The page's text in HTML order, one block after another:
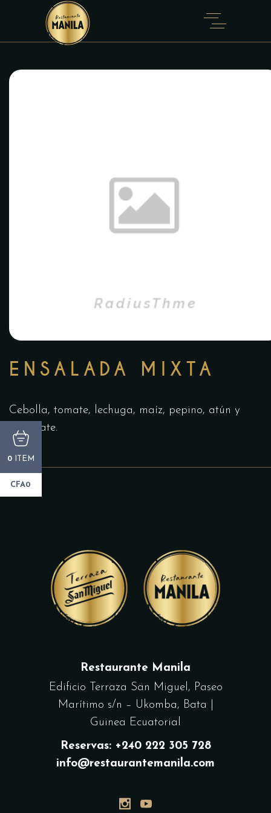
ENSALADA MIXTA
Cebolla, tomate, lechuga, maíz, pepino, atún y
aguacate.
Restaurante Manila
Edificio Terraza San Miguel, Paseo
Marítimo s/n – Ukomba, Bata |
Guinea Ecuatorial
Reservas: +240 222 305 728
info@restaurantemanila.com
0 ITEM
CFA0